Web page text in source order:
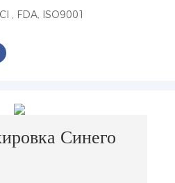
, FDA, ISO9001
Синего